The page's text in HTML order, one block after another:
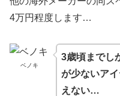
4万円程度します…
ベノキ
3歳頃までし
が少ないア
えない…